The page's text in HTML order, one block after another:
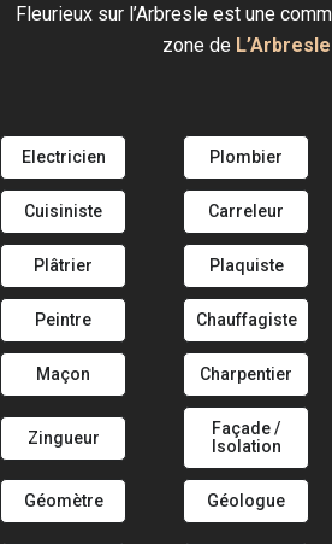
Fleurieux sur l’Arbresle est une
zone de
Electricien Plombier
Cuisiniste Carreleur
Plâtrier Plaquiste
Peintre Chauffagiste
Maçon Charpentier
Zingueur
Façade /
Isolation
Géomètre Géologue